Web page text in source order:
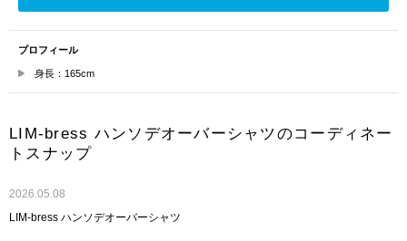
プロフィール
身長：165cm
LIM-bress ハンソデオーバーシャツのコーディネー
トスナップ
2026.05.08
LIM-bress ハンソデオーバーシャツ